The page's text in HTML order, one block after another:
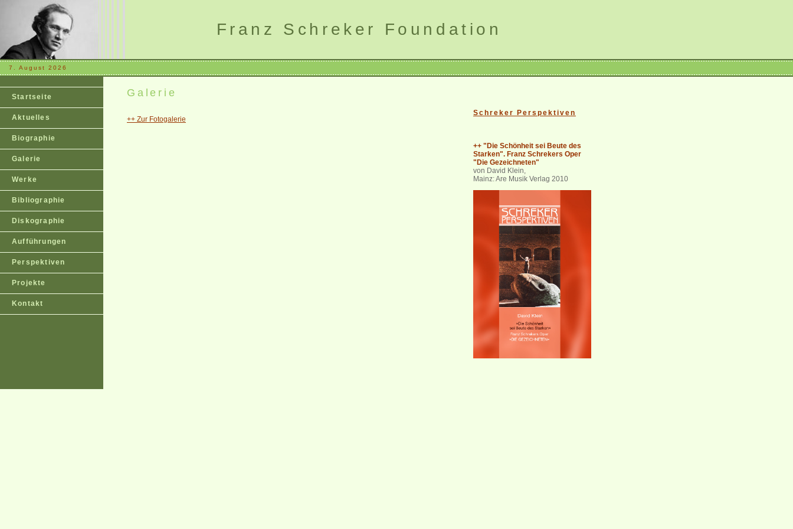
Franz Schreker Foundation
7. August 2026
Startseite
Aktuelles
Biographie
Galerie
Werke
Bibliographie
Diskographie
Aufführungen
Perspektiven
Projekte
Kontakt
Galerie
++ Zur Fotogalerie
Schreker Perspektiven
++ "Die Schönheit sei Beute des
Starken". Franz Schrekers Oper
"Die Gezeichneten"
von David Klein,
Mainz: Are Musik Verlag 2010